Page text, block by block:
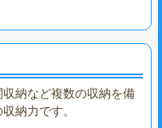
納など複数の収納を備
納力です。